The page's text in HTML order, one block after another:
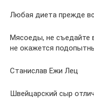
Любая диета прежде
Мясоеды, не съедайте
не окажется
Станислав Ежи Лец
Швейцарский сыр